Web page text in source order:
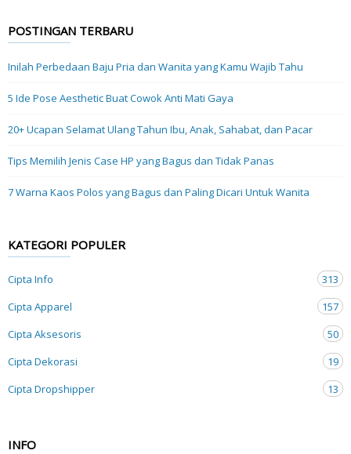
POSTINGAN TERBARU
Inilah Perbedaan Baju Pria dan Wanita yang Kamu Wajib Tahu
5 Ide Pose Aesthetic Buat Cowok Anti Mati Gaya
20+ Ucapan Selamat Ulang Tahun Ibu, Anak, Sahabat, dan Pacar
Tips Memilih Jenis Case HP yang Bagus dan Tidak Panas
7 Warna Kaos Polos yang Bagus dan Paling Dicari Untuk Wanita
KATEGORI POPULER
Cipta Info
313
Cipta Apparel
157
Cipta Aksesoris
50
Cipta Dekorasi
19
Cipta Dropshipper
13
INFO